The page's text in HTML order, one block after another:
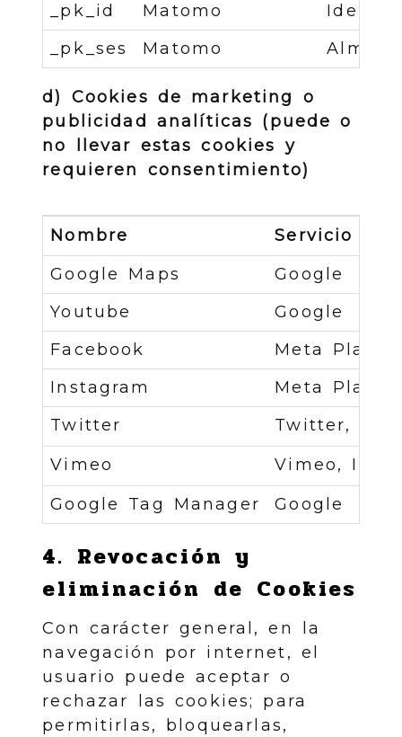
_pk_id
Matomo
_pk_ses
Matomo
d) Cookies de marketing o
publicidad analíticas (puede o
no llevar estas cookies y
requieren consentimiento)
Nombre
Servicio
Google Maps
Google
Youtube
Google
Facebook
Meta
Instagram
Meta
Twitter
Twitter, Inc.
Vimeo
Vimeo, Inc.
Google Tag Manager
Google
4. Revocación y
eliminación de Cookies
Con carácter general, en la
navegación por internet, el
usuario puede aceptar o
rechazar las cookies; para
permitirlas, bloquearlas,